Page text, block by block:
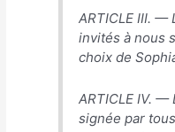
ARTICLE III. —
invités à nous
choix de
ARTICLE IV. —
signée par